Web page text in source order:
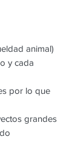
animal)
y cada
por lo que
grandes